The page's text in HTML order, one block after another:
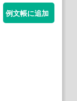
例文帳に追加